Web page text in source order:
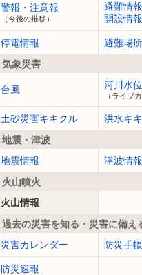
警報・注意報
（今後の推移）
避難情
開設情報
停電情報
避難場
気象災害
台風 河川水位
（ライブ
土砂災害キキクル
洪水キ
地震・津波
地震情報
津波情報
火山噴火
火山情報
過去の災害を知る・災害に備え
災害カレンダー
防災手帳
防災速報